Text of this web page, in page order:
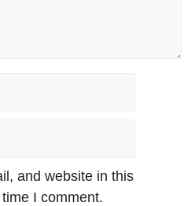
and website in this
I comment.